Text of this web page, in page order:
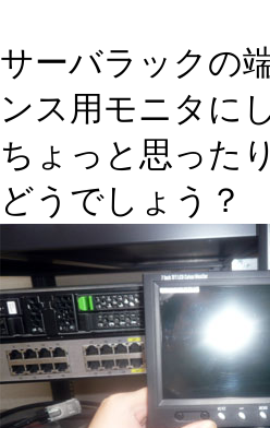
サーバラックの
ンス用モニタに
ちょっと思った
どうでしょう？